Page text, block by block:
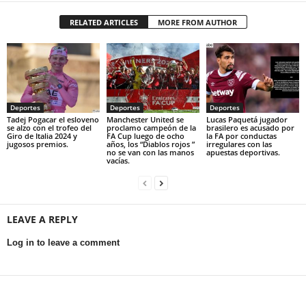
RELATED ARTICLES MORE FROM AUTHOR
Deportes
Tadej Pogacar el esloveno
se alzo con el trofeo del
Giro de Italia 2024 y
jugosos premios.
Deportes
Manchester United se
proclamo campeón de la
FA Cup luego de ocho
años, los “Diablos rojos ”
no se van con las manos
vacías.
Deportes
Lucas Paquetá jugador
brasilero es acusado por
la FA por conductas
irregulares con las
apuestas deportivas.
LEAVE A REPLY
Log in to leave a comment